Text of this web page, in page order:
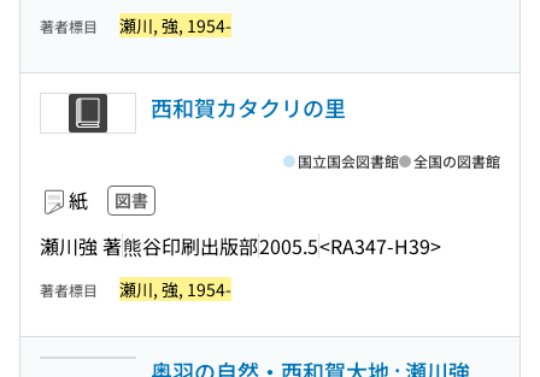
著者標目 瀬川, 強, 1954-
西和賀カタクリの里
紙 図書
瀬川強 著熊谷印刷出版部2005.5<RA347-H39>
国立国会図書館 全国の図書館
著者標目 瀬川, 強, 1954-